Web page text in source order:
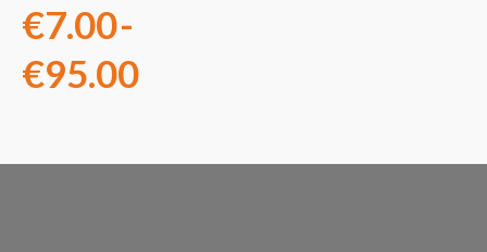
€7.00-
€95.00